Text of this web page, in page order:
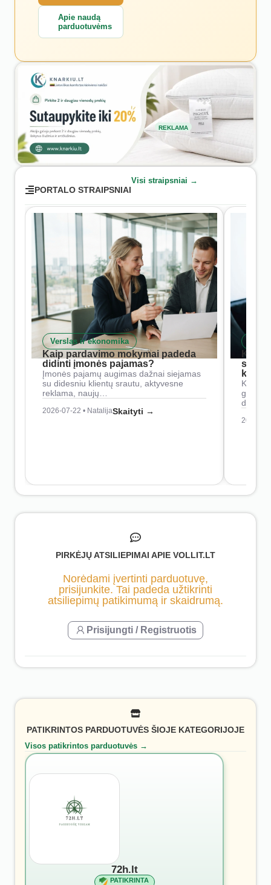
Apie naudą
parduotuvėms
REKLAMA
PORTALO STRAIPSNIAI
Visi straipsniai →
Verslas ir ekonomika
Kaip pardavimo mokymai padeda
didinti įmonės pajamas?
Įmonės pajamų augimas dažnai siejamas
su didesniu klientų srautu, aktyvesne
reklama, naujų…
2026-07-22 • NatalijaSkaityti →
Kaip
2026-
PIRKĖJŲ ATSILIEPIMAI APIE VOLLIT.LT
Norėdami įvertinti parduotuvę,
prisijunkite. Tai padeda užtikrinti
atsiliepimų patikimumą ir skaidrumą.
Prisijungti / Registruotis
PATIKRINTOS PARDUOTUVĖS ŠIOJE KATEGORIJOJE
Visos patikrintos parduotuvės →
72h.lt
PATIKRINTA